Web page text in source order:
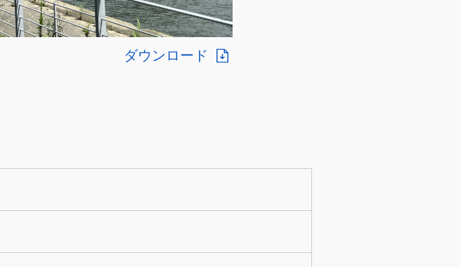
ダウンロード